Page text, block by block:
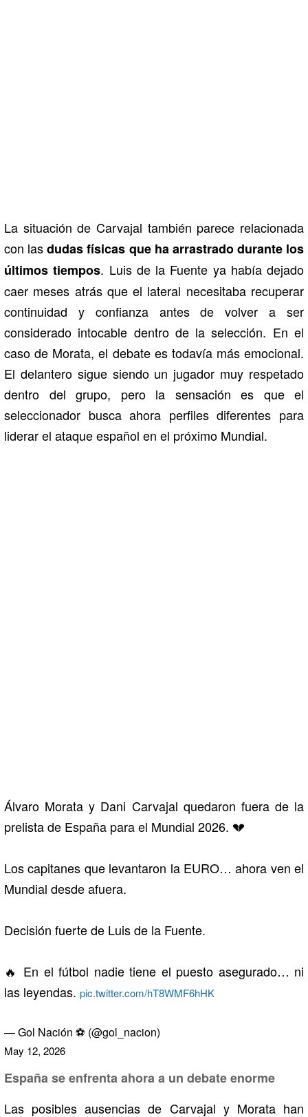
La situación de Carvajal también parece relacionada
con lasdudas físicas que ha arrastrado durante los
últimos tiempos. Luis de la Fuente ya había dejado
caer meses atrás que el lateral necesitaba recuperar
continuidad y confianza antes de volver a ser
considerado intocable dentro de la selección. En el
caso de Morata, el debate es todavía más emocional.
El delantero sigue siendo un jugador muy respetado
dentro del grupo, pero la sensación es que el
seleccionador busca ahora perfiles diferentes para
liderar el ataque español en el próximo Mundial.
Álvaro Morata y Dani Carvajal quedaron fuera de la
prelista de España para el Mundial 2026. 💔
Los capitanes que levantaron la EURO… ahora ven el
Mundial desde afuera.
Decisión fuerte de Luis de la Fuente.
🔥 En el fútbol nadie tiene el puesto asegurado… ni
las leyendas. pic.twitter.com/hT8WMF6hHK
— Gol Nación ⚽ (@gol_nacion)
May 12, 2026
España se enfrenta ahora a un debate enorme
Las posibles ausencias de Carvajal y Morata han